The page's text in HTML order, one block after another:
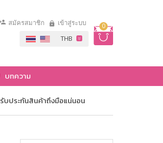
0
สมัครสมาชิก เข้าสู่ระบบ
บทความ
รับประกันสินค้าถึงมือแน่นอน